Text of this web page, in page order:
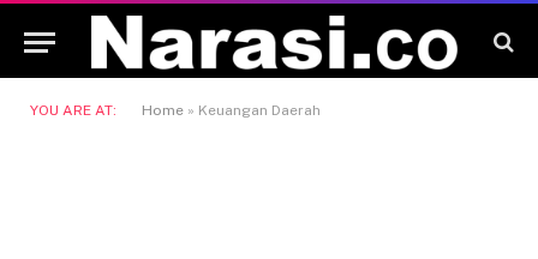
YOU ARE AT: Home » Keuangan Daerah